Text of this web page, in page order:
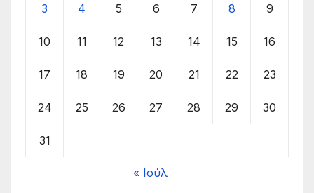
3 4 5 6 7 8 9
10 11 12 13 14 15 16
17 18 19 20 21 22 23
24 25 26 27 28 29 30
31
« Ιούλ